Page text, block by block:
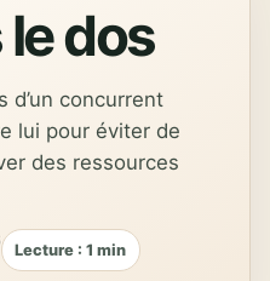
dos
d’un concurrent
lui pour éviter de
des ressources
Lecture : 1 min